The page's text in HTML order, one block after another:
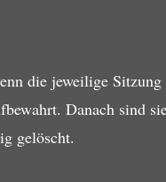
die jeweilige Sitzung
Danach sind
gelöscht.